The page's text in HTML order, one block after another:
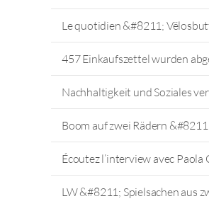
Le quotidien &#8211;
457 Einkaufszettel wurden
Nachhaltigkeit und Soziales
Boom auf zwei Rädern
Écoutez l’interview avec
LW &#8211; Spielsachen aus